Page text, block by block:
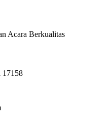
Acara Berkualitas
17158